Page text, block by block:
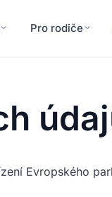
Pro rodiče
Evropského